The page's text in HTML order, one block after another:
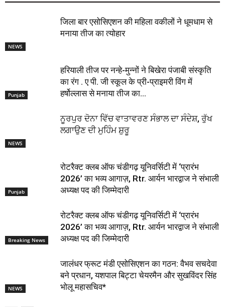
NEWS
जिला बार एसोसिएशन की महिला वकीलों ने धूमधाम से
मनाया तीज का त्योहार
Punjab
हरियाली तीज पर नन्हे-मुन्नों ने बिखेरा पंजाबी संस्कृति
का रंग . ए पी. जी स्कूल के प्री-प्राइमरी विंग में
हर्षोल्लास से मनाया तीज का...
NEWS
ਨੂਰਪੁਰ ਦੋਨਾ ਵਿੱਚ ਵਾਤਾਵਰਣ ਸੰਭਾਲ ਦਾ ਸੰਦੇਸ਼, ਰੁੱਖ
ਲਗਾਉਣ ਦੀ ਮੁਹਿੰਮ ਸ਼ੁਰੂ
Punjab
रोटरैक्ट क्लब ऑफ चंडीगढ़ यूनिवर्सिटी में ‘प्रारंभ
2026’ का भव्य आगाज़, Rtr. आर्यन भारद्वाज ने संभाली
अध्यक्ष पद की जिम्मेदारी
Breaking News
रोटरैक्ट क्लब ऑफ चंडीगढ़ यूनिवर्सिटी में ‘प्रारंभ
2026’ का भव्य आगाज़, Rtr. आर्यन भारद्वाज ने संभाली
अध्यक्ष पद की जिम्मेदारी
NEWS
जालंधर फ्रूट मंडी एसोसिएशन का गठन: वैभव सचदेवा
बने प्रधान, यशपाल बिट्टा चेयरमैन और सुखविंदर सिंह
भोलू महासचिव*